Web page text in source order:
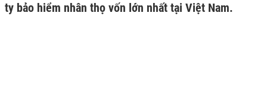
ty bảo hiểm nhân thọ vốn lớn nhất tại Việt Nam.